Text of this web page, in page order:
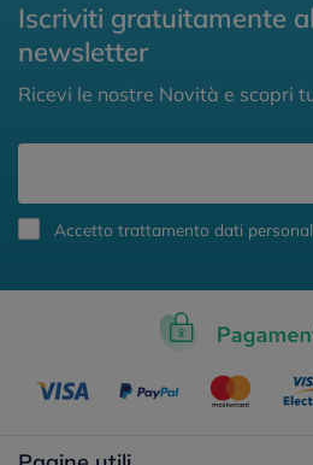
Iscriviti gratuitamente
newsletter
Ricevi le nostre Novità e scopri
Accetto trattamento dati